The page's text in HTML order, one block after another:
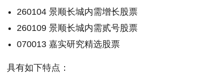
260104 景顺长城内需增长股票
260109 景顺长城内需贰号股票
070013 嘉实研究精选股票
具有如下特点：